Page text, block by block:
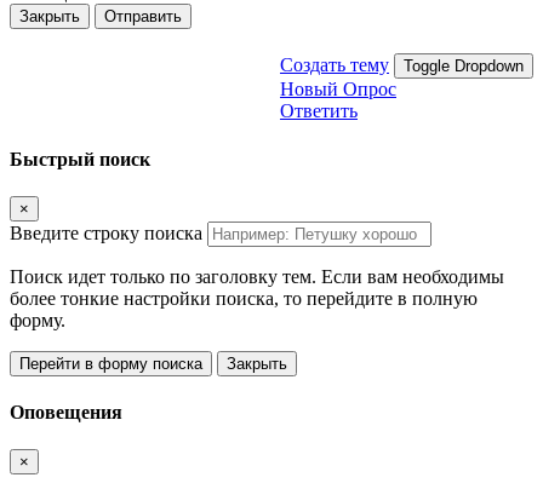
Закрыть Отправить
Создать тему Toggle Dropdown
Новый Опрос
Ответить
Быстрый поиск
×
Введите строку поиска
Поиск идет только по заголовку тем. Если вам необходимы
более тонкие настройки поиска, то перейдите в полную
форму.
Перейти в форму поиска Закрыть
Оповещения
×